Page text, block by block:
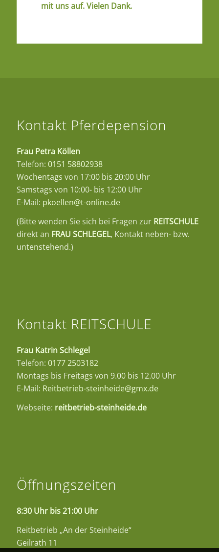
mit uns auf. Vielen Dank.
Kontakt Pferdepension
Frau Petra Köllen
Telefon: 0151 58802938
Wochentags von 17:00 bis 20:00 Uhr
Samstags von 10:00- bis 12:00 Uhr
E-Mail: pkoellen@t-online.de
(Bitte wenden Sie sich bei Fragen zur REITSCHULE
direkt an FRAU SCHLEGEL, Kontakt neben- bzw.
untenstehend.)
Kontakt REITSCHULE
Frau Katrin Schlegel
Telefon: 0177 2503182
Montags bis Freitags von 9.00 bis 12.00 Uhr
E-Mail: Reitbetrieb-steinheide@gmx.de
Webseite: reitbetrieb-steinheide.de
Öffnungszeiten
8:30 Uhr bis 21:00 Uhr
Reitbetrieb „An der Steinheide“
Geilrath 11